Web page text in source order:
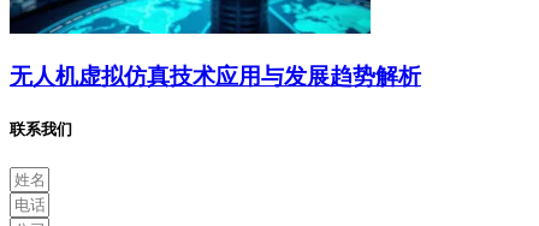
无人机虚拟仿真技术应用与发展趋势解析
联系我们